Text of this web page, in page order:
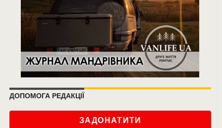
ДОПОМОГА РЕДАКЦІЇ
ЗАДОНАТИТИ